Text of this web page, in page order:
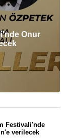
Onur
Festivali'nde
verilecek